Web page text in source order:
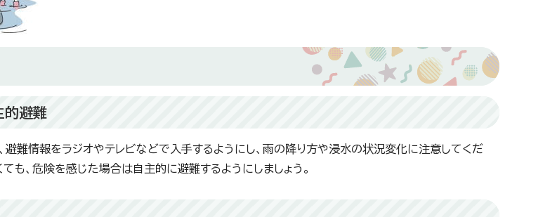
的避難
難情報をラジオやテレビなどで入手するようにし、雨の降り方や浸水の状況変化に注意してくだ
も、危険を感じた場合は自主的に避難するようにしましょう。